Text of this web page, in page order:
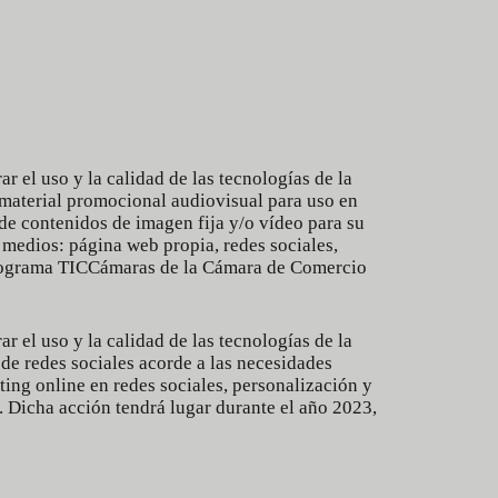
el uso y la calidad de las tecnologías de la
promocional audiovisual para uso en
contenidos de imagen fija y/o vídeo para su
página web propia, redes sociales,
TICCámaras de la Cámara de Comercio
el uso y la calidad de las tecnologías de la
redes sociales acorde a las necesidades
online en redes sociales, personalización y
acción tendrá lugar durante el año 2023,